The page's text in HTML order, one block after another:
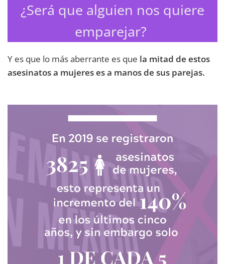
¿Será que alguien nos quiere
emparejar?
Y es que lo más aberrante es que la mitad de estos
asesinatos a mujeres es a manos de sus parejas.